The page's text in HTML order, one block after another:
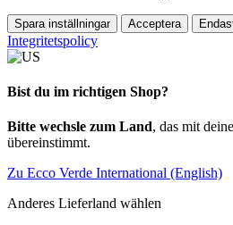
Spara inställningar Acceptera
Integritetspolicy
Bist du im richtigen Shop?
Bitte wechsle zum Land, das mit
übereinstimmt.
Zu Ecco Verde International (English)
Anderes Lieferland wählen